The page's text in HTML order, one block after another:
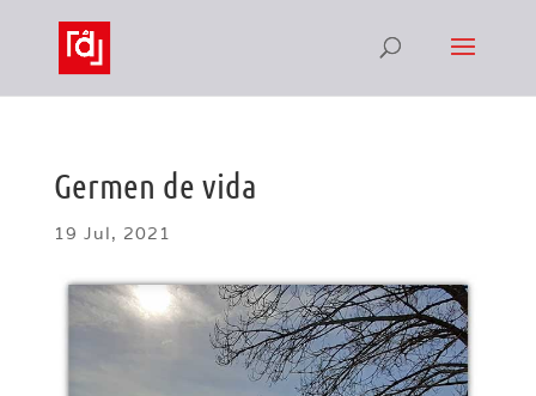
Germen de vida
19 Jul, 2021